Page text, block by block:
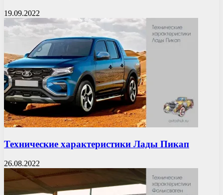
19.09.2022
Технические характеристики Лады Пикап
26.08.2022